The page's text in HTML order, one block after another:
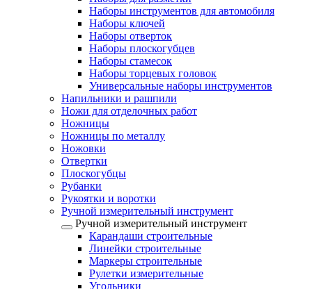
Наборы инструментов для автомобиля
Наборы ключей
Наборы отверток
Наборы плоскогубцев
Наборы стамесок
Наборы торцевых головок
Универсальные наборы инструментов
Напильники и рашпили
Ножи для отделочных работ
Ножницы
Ножницы по металлу
Ножовки
Отвертки
Плоскогубцы
Рубанки
Рукоятки и воротки
Ручной измерительный инструмент
Ручной измерительный инструмент
Карандаши строительные
Линейки строительные
Маркеры строительные
Рулетки измерительные
Угольники